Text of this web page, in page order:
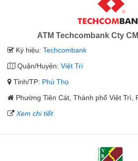
ATM Techcombank Cty
Ký hiệu: Techcombank
Quận/Huyện: Việt Trì
Tỉnh/TP: Phú Thọ
Phường Tiên Cát, Thành phố Việt Trì,
Xem chi tiết